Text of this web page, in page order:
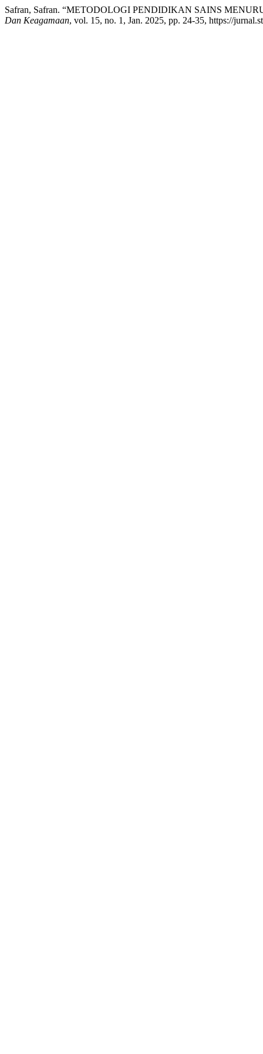
Safran, Safran. “METODOLOGI PENDIDIKAN SAINS
Dan Keagamaan, vol. 15, no. 1, Jan. 2025, pp. 24-35, https://